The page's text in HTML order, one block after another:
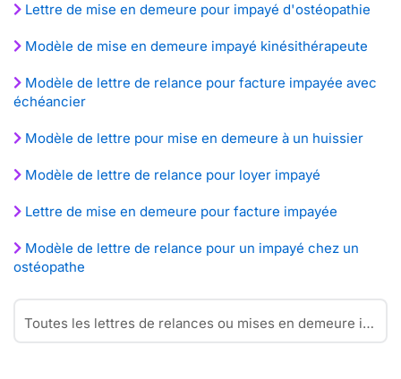
Lettre de mise en demeure pour impayé d'ostéopathie
Modèle de mise en demeure impayé kinésithérapeute
Modèle de lettre de relance pour facture impayée avec
échéancier
Modèle de lettre pour mise en demeure à un huissier
Modèle de lettre de relance pour loyer impayé
Lettre de mise en demeure pour facture impayée
Modèle de lettre de relance pour un impayé chez un
ostéopathe
Toutes les lettres de relances ou mises en demeure impayés